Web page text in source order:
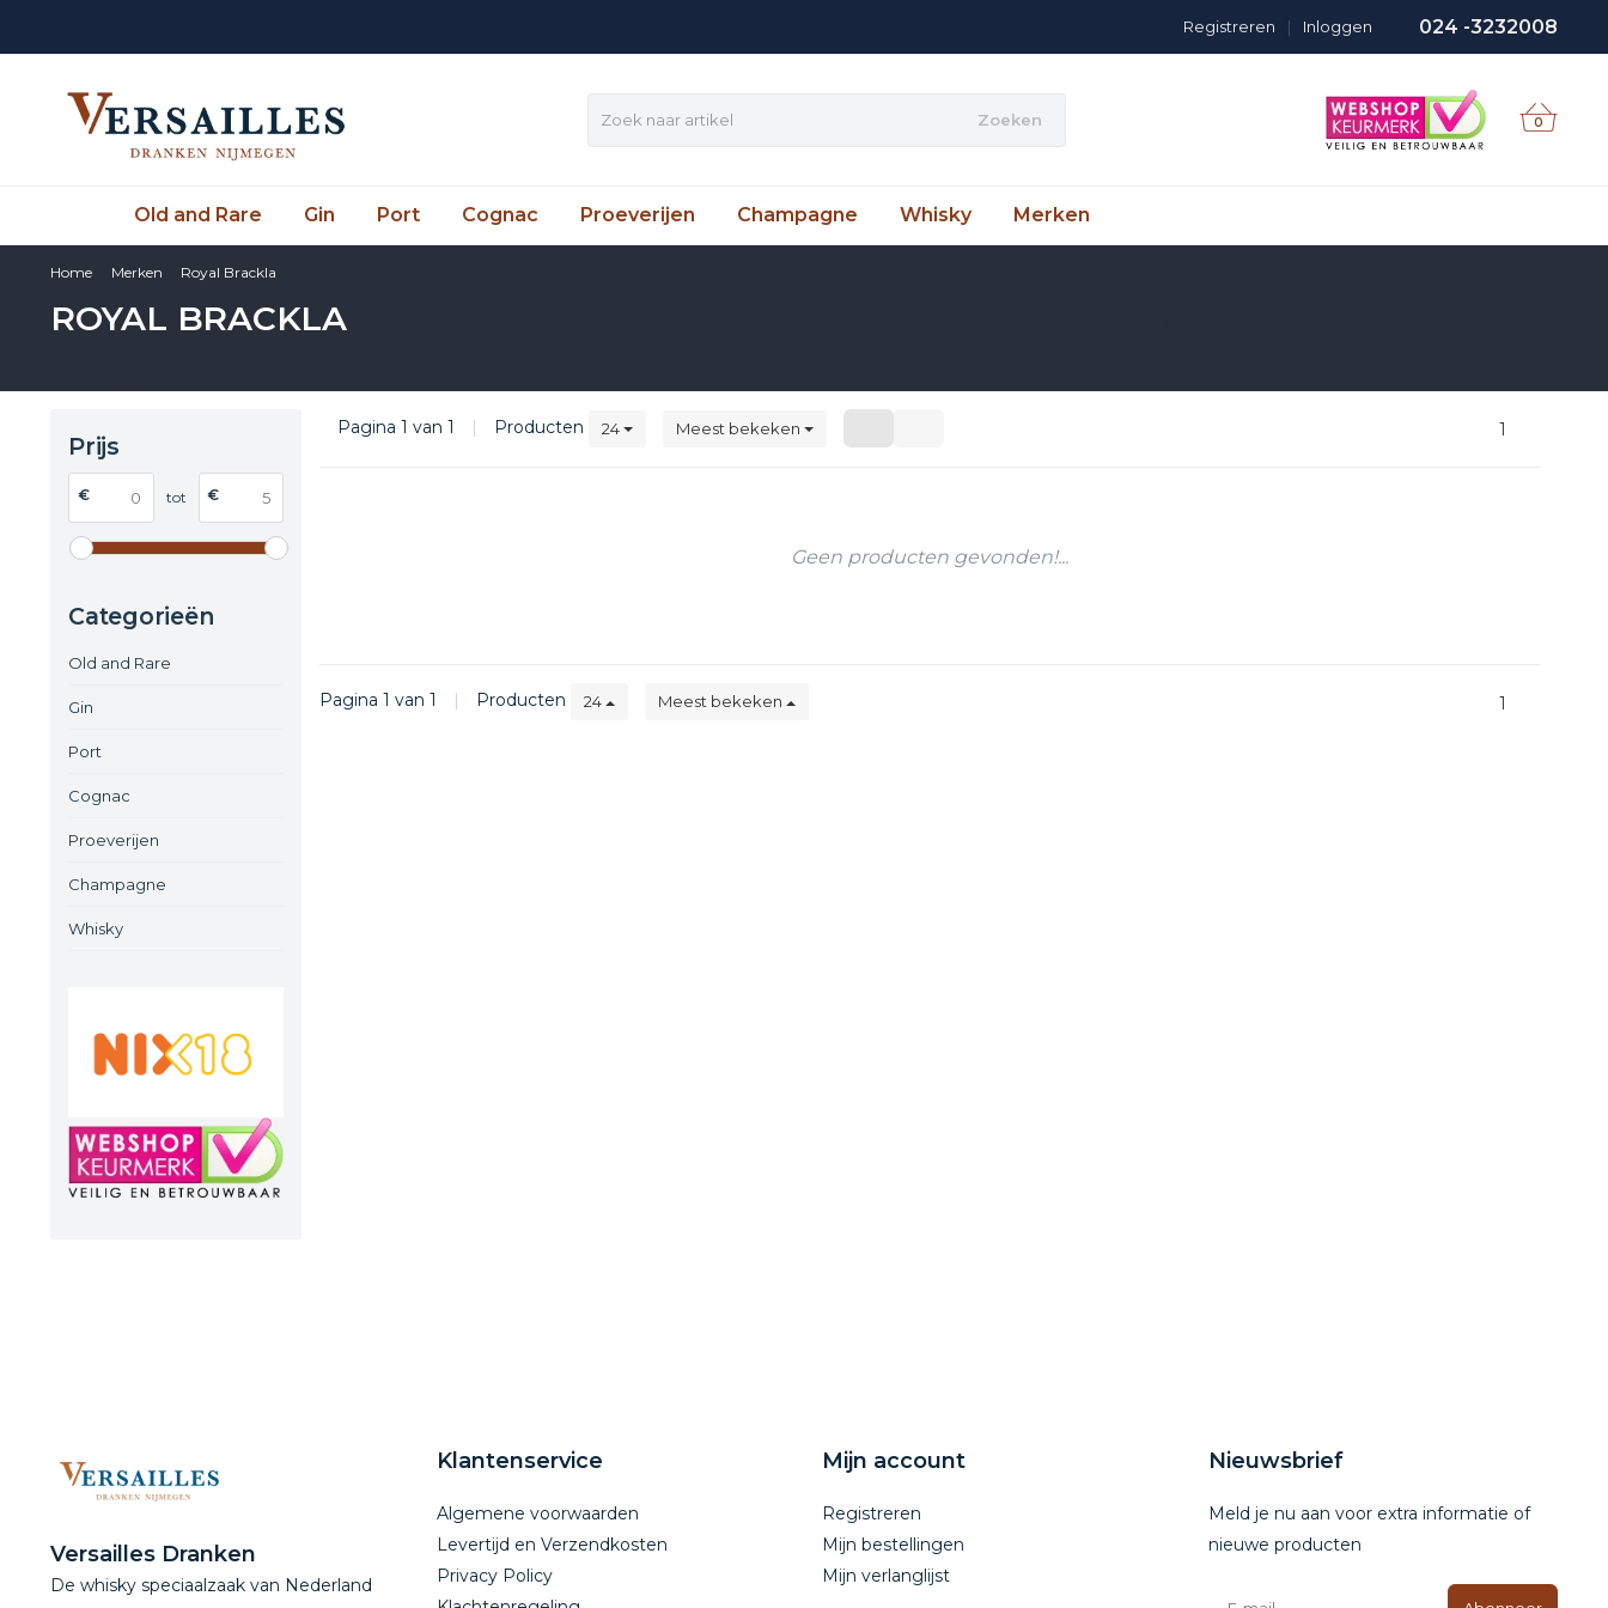
024 -3232008
Inloggen
|
Registreren
Zoeken 0
Old and Rare Gin Port Cognac Proeverijen Champagne Whisky Merken
Home Merken Royal Brackla
ROYAL BRACKLA
Prijs
€ tot €
Categorieën
Old and Rare
Gin
Port
Cognac
Proeverijen
Champagne
Whisky
Pagina 1 van 1 | Producten 24 Meest bekeken 1
Geen producten gevonden!...
Pagina 1 van 1 | Producten 24 Meest bekeken 1
Versailles Dranken
De whisky speciaalzaak van Nederland
Klantenservice
Algemene voorwaarden
Levertijd en Verzendkosten
Privacy Policy
Mijn account
Registreren
Mijn bestellingen
Mijn verlanglijst
Nieuwsbrief
Meld je nu aan voor extra informatie of
nieuwe producten